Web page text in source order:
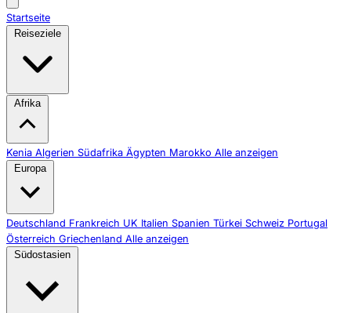
Startseite
Reiseziele
Afrika
Kenia Algerien Südafrika Ägypten Marokko Alle anzeigen
Europa
Deutschland Frankreich UK Italien Spanien Türkei Schweiz Portugal
Österreich Griechenland Alle anzeigen
Südostasien